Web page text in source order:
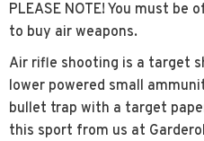
PLEASE NOTE! You must be
to buy air weapons.
Air rifle shooting is a target
lower powered small
bullet trap with a target
this sport from us at